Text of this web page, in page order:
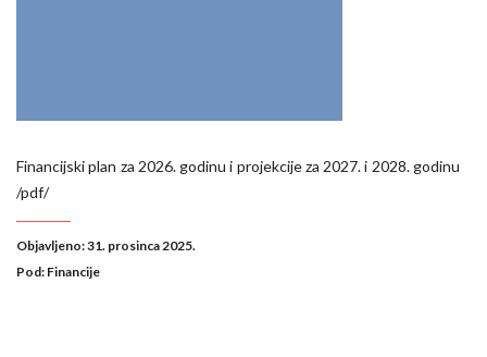
Financijski plan za 2026. godinu i projekcije za 2027. i 2028. godinu
/pdf/
Objavljeno: 31. prosinca 2025.
Pod: Financije